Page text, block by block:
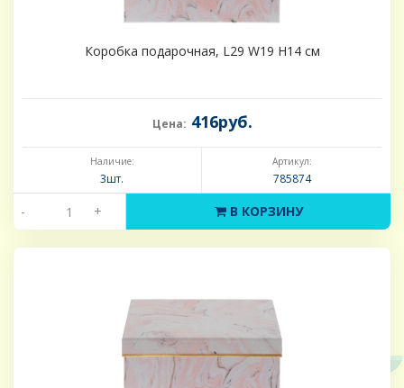
Коробка подарочная, L29 W19 H14 см
Цена: 416руб.
Наличие:
3шт.
Артикул:
785874
- + В КОРЗИНУ